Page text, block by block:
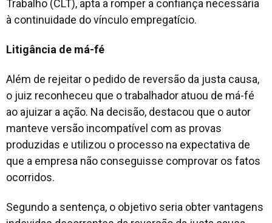
Trabalho (CLT), apta a romper a confiança necessária
à continuidade do vínculo empregatício.
Litigância de má-fé
Além de rejeitar o pedido de reversão da justa causa,
o juiz reconheceu que o trabalhador atuou de má-fé
ao ajuizar a ação. Na decisão, destacou que o autor
manteve versão incompatível com as provas
produzidas e utilizou o processo na expectativa de
que a empresa não conseguisse comprovar os fatos
ocorridos.
Segundo a sentença, o objetivo seria obter vantagens